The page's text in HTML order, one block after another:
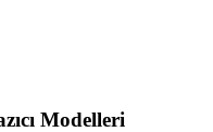
Modelleri